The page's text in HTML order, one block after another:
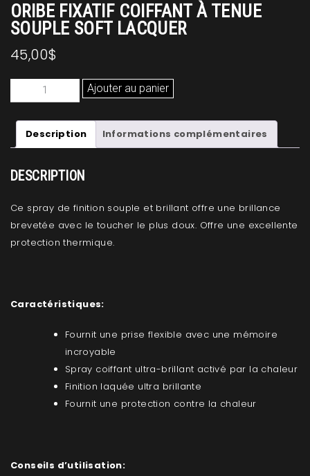
ORIBE FIXATIF COIFFANT À TENUE
SOUPLE SOFT LACQUER
45,00$
quantité
de
ORIBE
FIXATIF
À
SOUPLE
SOFT
LACQUER
Ajouter au panier
Description Informations complémentaires
DESCRIPTION
Ce spray de finition souple et brillant offre une brillance
brevetée avec le toucher le plus doux. Offre une excellente
protection thermique.
Caractéristiques:
Fournit une prise flexible avec une mémoire
incroyable
Spray coiffant ultra-brillant activé par la chaleur
Finition laquée ultra brillante
Fournit une protection contre la chaleur
Conseils d’utilisation: